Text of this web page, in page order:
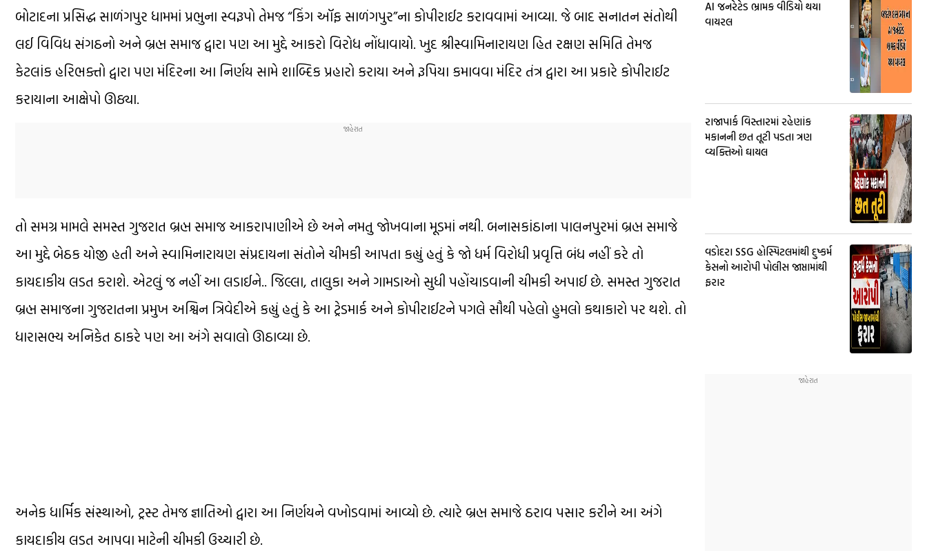
બોટાદના પ્રસિદ્ધ સાળંગપુર ધામમાં પ્રભુના સ્વરૂપો તેમજ “કિંગ ઑફ સાળંગપુર”ના કોપીરાઈટ કરાવવામાં આવ્યા. જે બાદ સનાતન સંતોથી
લઈ વિવિધ સંગઠનો અને બ્રહ્મ સમાજ દ્વારા પણ આ મુદ્દે આકરો વિરોધ નોંધાવાયો. ખુદ શ્રીસ્વામિનારાયણ હિત રક્ષણ સમિતિ તેમજ
કેટલાંક હરિભક્તો દ્વારા પણ મંદિરના આ નિર્ણય સામે શાબ્દિક પ્રહારો કરાયા અને રૂપિયા કમાવવા મંદિર તંત્ર દ્વારા આ પ્રકારે કોપીરાઈટ
કરાયાના આક્ષેપો ઊઠ્યા.
તો સમગ્ર મામલે સમસ્ત ગુજરાત બ્રહ્મ સમાજ આકરાપાણીએ છે અને નમતુ જોખવાના મૂડમાં નથી. બનાસકાંઠાના પાલનપુરમાં બ્રહ્મ સમાજે
આ મુદ્દે બેઠક યોજી હતી અને સ્વામિનારાયણ સંપ્રદાયના સંતોને ચીમકી આપતા કહ્યું હતું કે જો ધર્મ વિરોધી પ્રવૃત્તિ બંધ નહીં કરે તો
કાયદાકીય લડત કરાશે. એટલું જ નહીં આ લડાઈને.. જિલ્લા, તાલુકા અને ગામડાઓ સુધી પહોંચાડવાની ચીમકી અપાઈ છે. સમસ્ત ગુજરાત
બ્રહ્મ સમાજના ગુજરાતના પ્રમુખ અશ્વિન ત્રિવેદીએ કહ્યું હતું કે આ ટ્રેડમાર્ક અને કોપીરાઈટને પગલે સૌથી પહેલો હુમલો કથાકારો પર થશે. તો
ધારાસભ્ય અનિકેત ઠાકરે પણ આ અંગે સવાલો ઊઠાવ્યા છે.
અનેક ધાર્મિક સંસ્થાઓ, ટ્રસ્ટ તેમજ જ્ઞાતિઓ દ્વારા આ નિર્ણયને વખોડવામાં આવ્યો છે. ત્યારે બ્રહ્મ સમાજે ઠરાવ પસાર કરીને આ અંગે
કાયદાકીય લડત આપવા માટેની ચીમકી ઉચ્ચારી છે.
AI જનરેટેડ ભ્રામક વીડિયો થયા
વાયરલ
રાજાપાર્ક વિસ્તારમાં રહેણાંક
મકાનની છત તૂટી પડતા ત્રણ
વ્યક્તિઓ ઘાયલ
વડોદરા SSG હોસ્પિટલમાંથી દુષ્કર્મ
કેસનો આરોપી પોલીસ જાપ્તામાંથી
ફરાર